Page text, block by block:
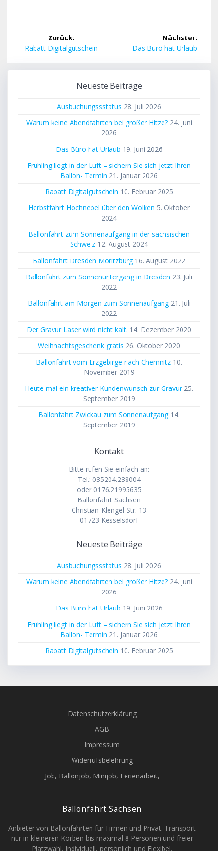
Beitragsnavigation
Zurück:
Vorheriger
Rabatt Digitalgutschein
Nächster:
Nächster
Das Büro hat Urlaub
Neueste Beiträge
Ausbuchungssstatus 28. Juli 2026
Warum keine Abendfahrten bei großer Hitze? 24. Juni
2026
Das Büro hat Urlaub 19. Juni 2026
Frühling liegt in der Luft – sichern Sie sich jetzt Ihren
Ballon- Termin 21. Januar 2026
Rabatt Digitalgutschein 10. Februar 2025
Herbstfahrt Hochnebel über den Wolken 5. Oktober
2024
Ballonfahrt zum Sonnenaufgang in der sächsischen
Schweiz 12. August 2024
Ballonfahrt Dresden Moritzburg 16. August 2022
Ballonfahrt zum Sonnenuntergang in Dresden 23. Juli
2022
Ballonfahrt am Morgen zum Sonnenaufgang 21. Juli
2022
Der Gravur Laser wird nicht kalt. 14. Dezember 2020
Weihnachtsgeschenk gratis 26. Oktober 2020
Ballonfahrt vom Erzgebirge nach Chemnitz 10.
November 2019
Heute mal ein kreativer Kundenwunsch zur Gravur 25.
September 2019
Ballonfahrt Zwickau zum Sonnenaufgang 14.
September 2019
Kontakt
Bitte rufen Sie einfach an:
Tel.: 035204.238004
oder 0176.21995635
Ballonfahrt Sachsen
Christian-Klengel-Str. 13
01723 Kesselsdorf
Neueste Beiträge
Ausbuchungssstatus 28. Juli 2026
Warum keine Abendfahrten bei großer Hitze? 24. Juni
2026
Das Büro hat Urlaub 19. Juni 2026
Frühling liegt in der Luft – sichern Sie sich jetzt Ihren
Ballon- Termin 21. Januar 2026
Rabatt Digitalgutschein 10. Februar 2025
Datenschutzerklärung
AGB
Impressum
Widerrufsbelehrung
Job, Ballonjob, Minijob, Ferienarbeit,
Ballonfahrt Sachsen
Anbieter von Ballonfahrten für Firmen und Privat. Transport
nur in kleineren Körben bis maximal 8 Personen und freier
Platzwahl. Individuell, persönlich und Flexibel.